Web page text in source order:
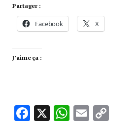
Partager :
Facebook X
J’aime ça :
Facebook
X WhatsApp
Email